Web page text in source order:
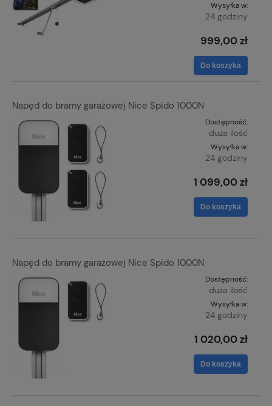
Wysyłka w:
24 godziny
999,00 zł
Do koszyka
Napęd do bramy garażowej Nice Spido 1000N
Dostępność:
duża ilość
Wysyłka w:
24 godziny
1 099,00 zł
Do koszyka
Napęd do bramy garażowej Nice Spido 1000N
Dostępność:
duża ilość
Wysyłka w:
24 godziny
1 020,00 zł
Do koszyka